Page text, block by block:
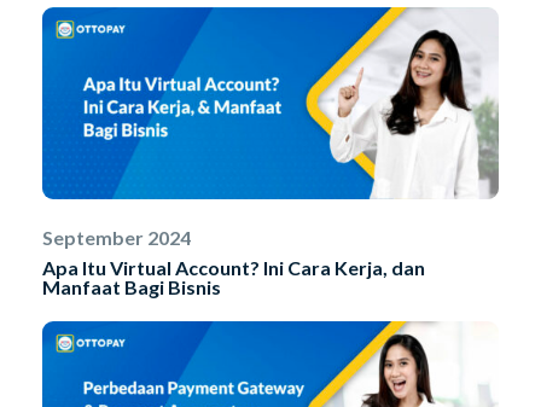
September 2024
Apa Itu Virtual Account? Ini Cara Kerja, dan
Manfaat Bagi Bisnis